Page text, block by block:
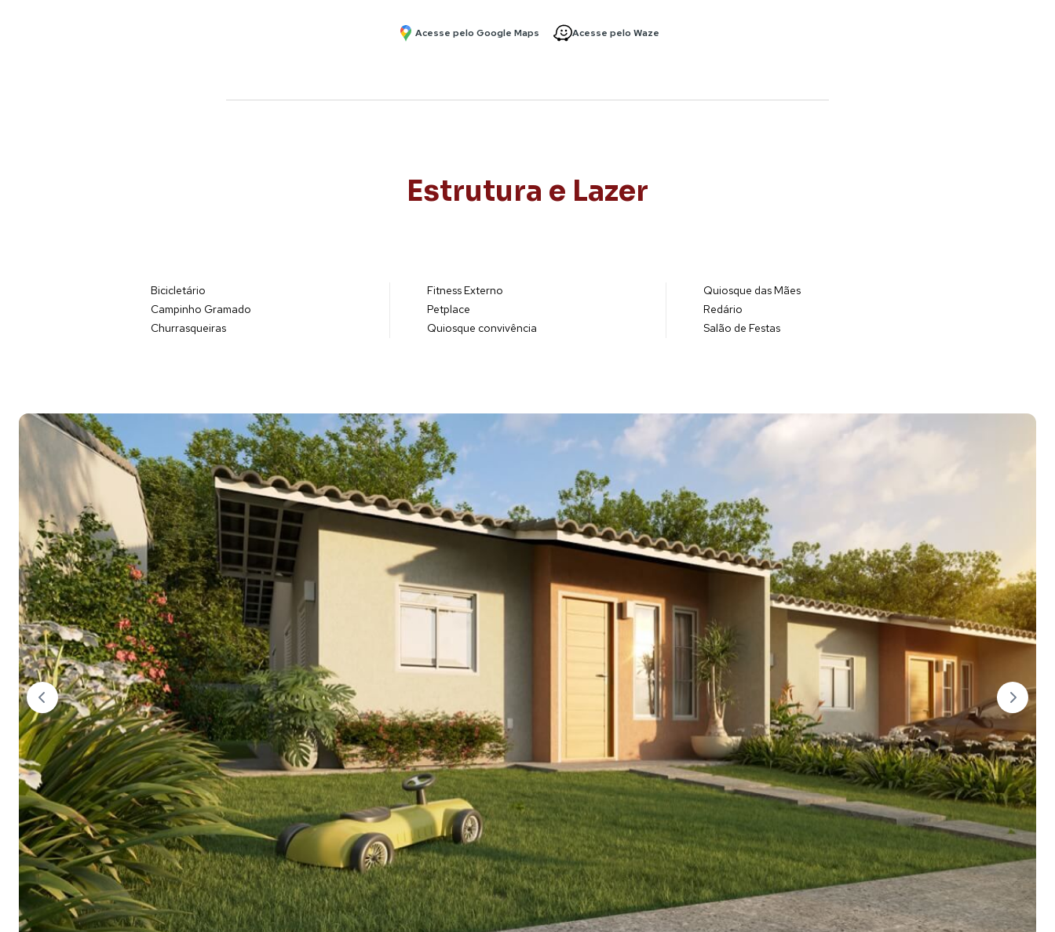
Acesse pelo Google Maps Acesse pelo Waze
Estrutura e Lazer
Bicicletário
Campinho Gramado
Churrasqueiras
Fitness Externo
Petplace
Quiosque convivência
Quiosque das Mães
Redário
Salão de Festas